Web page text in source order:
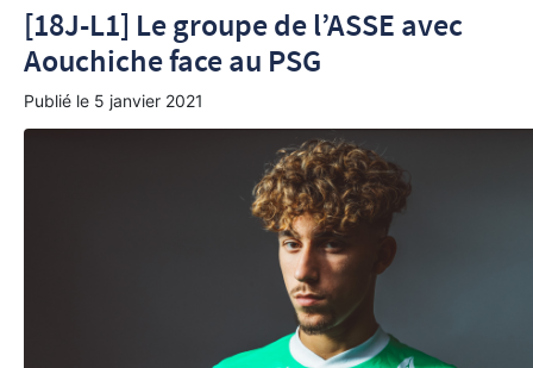
[18J-L1] Le groupe de l’ASSE avec
Aouchiche face au PSG
Publié le 5 janvier 2021